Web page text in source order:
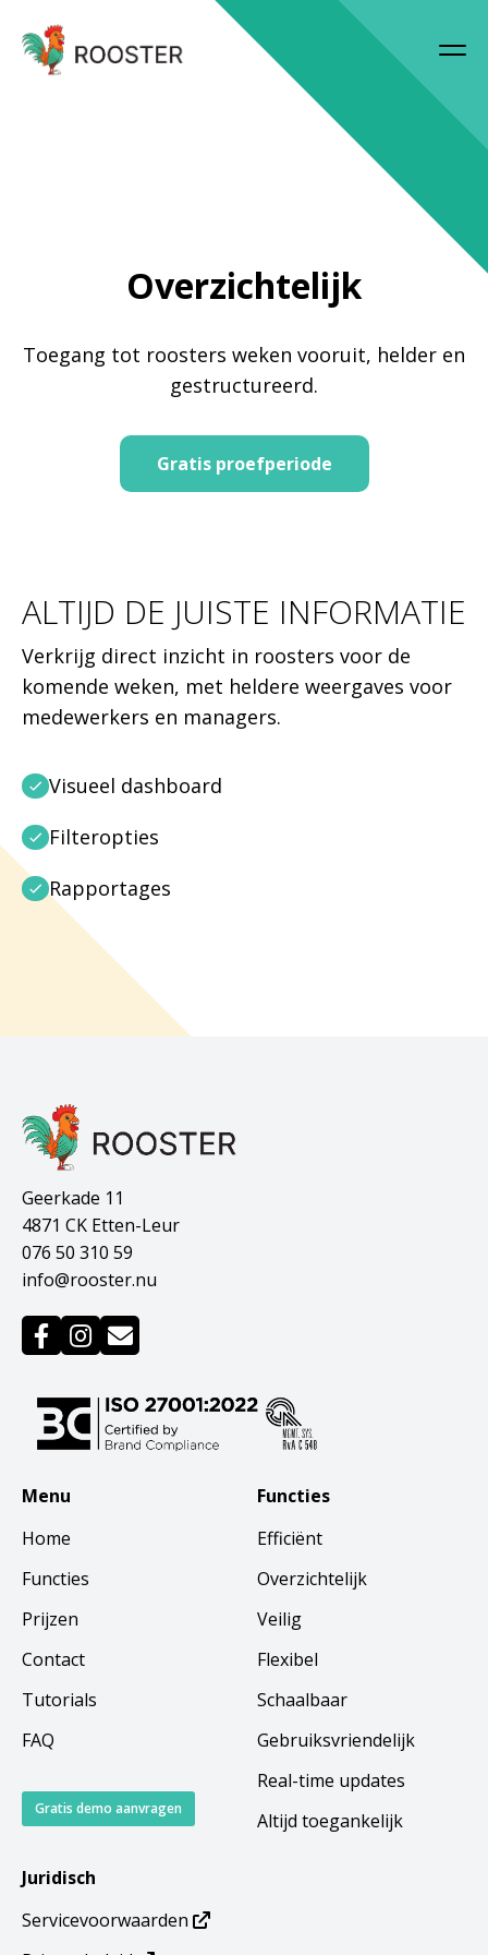
Overzichtelijk
Toegang tot roosters weken vooruit, helder en
gestructureerd.
Gratis proefperiode
ALTIJD DE JUISTE INFORMATIE
Verkrijg direct inzicht in roosters voor de
komende weken, met heldere weergaves voor
medewerkers en managers.
Visueel dashboard
Filteropties
Rapportages
Geerkade 11
4871 CK Etten-Leur
076 50 310 59
info@rooster.nu
Menu
Home
Functies
Prijzen
Contact
Tutorials
FAQ
Gratis demo aanvragen
Functies
Efficiënt
Overzichtelijk
Veilig
Flexibel
Schaalbaar
Gebruiksvriendelijk
Real-time updates
Altijd toegankelijk
Juridisch
Servicevoorwaarden